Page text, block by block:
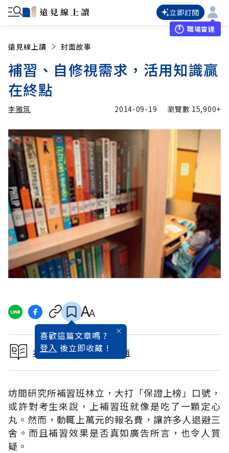
立即訂閱
職場雷達
遠見線上讀 封面故事
補習、自修視需求，活用知識贏
在終點
李雅筑
李雅筑
2014-09-19 瀏覽數 15,900+
喜歡這篇文章嗎 ?
登入 後立即收藏 !
本文出自2015研究所指南
坊間研究所補習班林立，大打「保證上榜」口號，
或許對考生來說，上補習班就像是吃了一顆定心
丸。然而，動輒上萬元的報名費，讓許多人退避三
舍。而且補習效果是否真如廣告所言，也令人質
疑。